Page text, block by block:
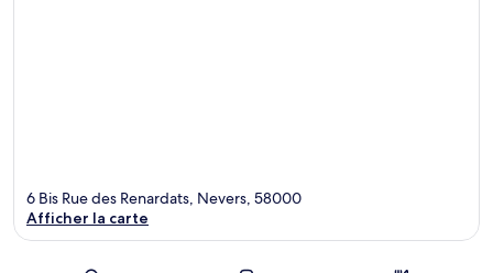
6 Bis Rue des Renardats, Nevers, 58000
Afficher la carte